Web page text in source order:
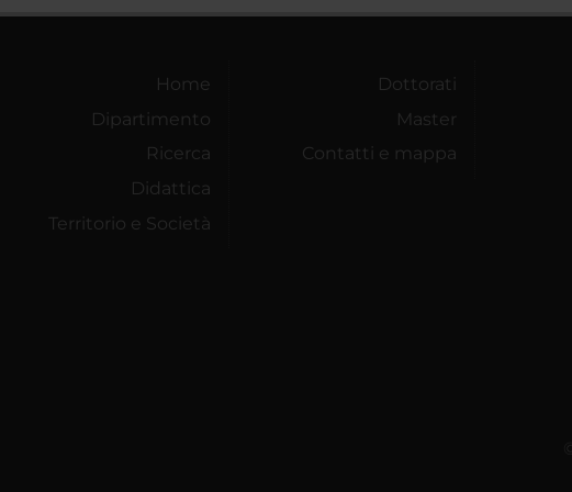
Home
Dipartimento
Ricerca
Didattica
Territorio e Società
Dottorati
Master
Contatti e mappa